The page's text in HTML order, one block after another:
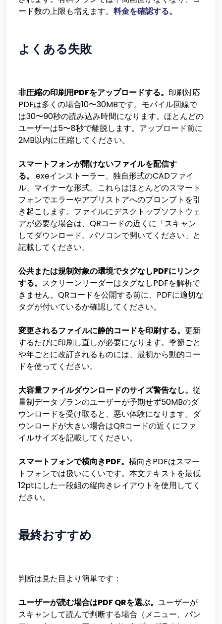
ード数の上限も増えます。 料金を確認する。
よくある失敗
非圧縮の印刷用PDFをアップロードする。 印刷対応
PDFは多くの場合10〜30MBです。モバイル回線で
は30〜90秒の読み込み時間になります。ほとんどの
ユーザーは5〜8秒で離脱します。アップロード前に
2MB以内に圧縮してください。
スマートフォンが開けないファイルを配信す
る。 .exeインストーラー、独自形式のCADファイ
ル、マイナーな形式。これらはほとんどのスマート
フォンでエラーやアプリストアへのプロンプトを引
き起こします。ファイルにデスクトップソフトウェ
アが必要な場合は、QRコードの近くに「スキャン
してダウンロード。パソコンで開いてください」と
記載してください。
公共または規制対象の環境でタグなしPDFにリンク
する。 スクリーンリーダーはタグなしPDFを解析で
きません。QRコードを公開する前に、PDFに適切な
タグが付いているか確認してください。
変更されるファイルに静的コードを印刷する。 更新
するたびに印刷し直しが必要になります。季節ごと
や年ごとに改訂されるものには、最初から動的コー
ドを使ってください。
大容量ファイルダウンロードのサイズ警告なし。 従
量制データプランのユーザーが予期せず50MBのダ
ウンロードを受け取ると、悪い体験になります。ダ
ウンロードが大きい場合はQRコードの近くにファ
イルサイズを記載してください。
スマートフォンで横向きPDF。 横向きPDFはスマー
トフォンでは扱いにくいです。本文テキストを最低
12ptにした一段組の縦向きレイアウトを使用してく
ださい。
最終おすすめ
判断は見た目より簡単です：
ユーザーが読む場合はPDF QRを選ぶ。 ユーザーが
スキャンして読んで判断する場合（メニュー、パン